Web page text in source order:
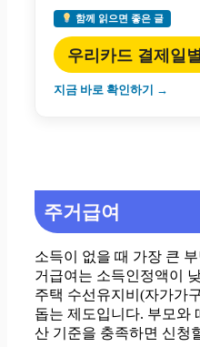
함께 읽으면 좋은 글
우리카드 결제일
지금 바로 확인하기 →
주거급여
소득이 없을 때 가장 큰
거급여는 소득인정액이
주택 수선유지비(자가가
돕는 제도입니다. 부모와
산 기준을 충족하면 신청